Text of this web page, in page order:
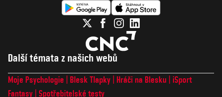
Další témata z našich webů
Moje Psychologie Blesk Tlapky Hráči na Blesku
iSport
Fantasy Spotřebitelské testy